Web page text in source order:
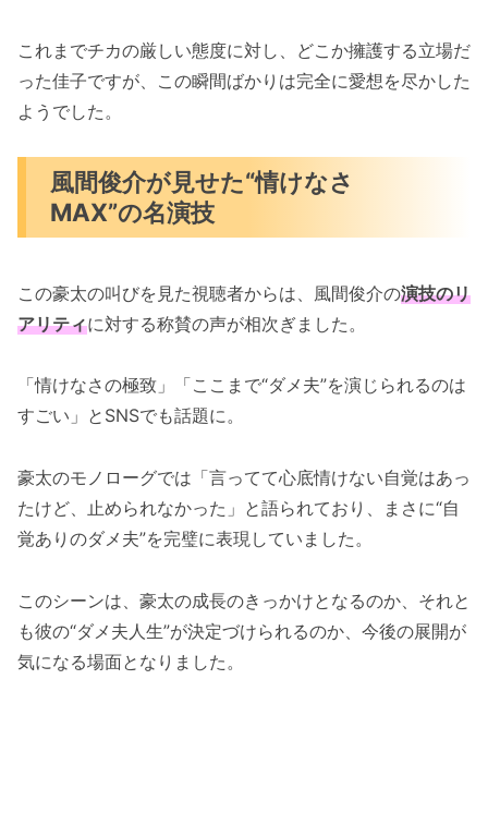
これまでチカの厳しい態度に対し、どこか擁護する立場だ
った佳子ですが、この瞬間ばかりは完全に愛想を尽かした
ようでした。
風間俊介が見せた“情けなさ
MAX”の名演技
この豪太の叫びを見た視聴者からは、風間俊介の演技のリ
アリティに対する称賛の声が相次ぎました。
「情けなさの極致」「ここまで“ダメ夫”を演じられるのは
すごい」とSNSでも話題に。
豪太のモノローグでは「言ってて心底情けない自覚はあっ
たけど、止められなかった」と語られており、まさに“自
覚ありのダメ夫”を完璧に表現していました。
このシーンは、豪太の成長のきっかけとなるのか、それと
も彼の“ダメ夫人生”が決定づけられるのか、今後の展開が
気になる場面となりました。